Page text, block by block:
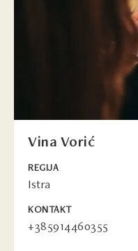
Vina Vorić
REGIJA
Istra
KONTAKT
+385914460355